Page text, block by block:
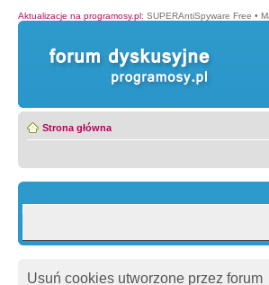
Aktualizacje na programosy.pl: SUPERAntiSpyware Free •
Strona główna
Usuń cookies utworzone przez forum